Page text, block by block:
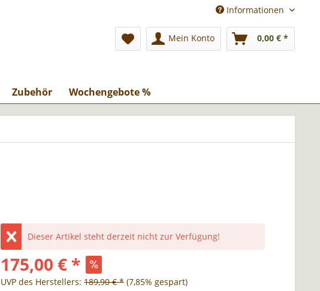
Informationen
Mein Konto 0,00 € *
Zubehör Wochengebote %
Dieser Artikel steht derzeit nicht zur Verfügung!
175,00 € *
UVP des Herstellers:189,90 € * (7,85% gespart)